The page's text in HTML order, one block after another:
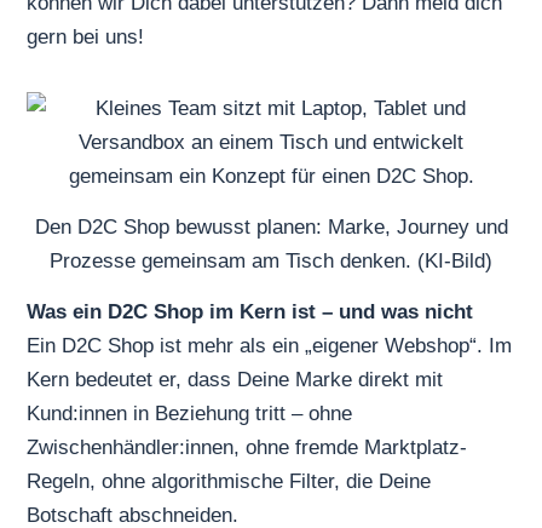
gern bei uns!
Den D2C Shop bewusst planen: Marke, Journey und
Prozesse gemeinsam am Tisch denken. (KI-Bild)
Was ein D2C Shop im Kern ist – und was nicht
Ein D2C Shop ist mehr als ein „eigener Webshop“. Im
Kern bedeutet er, dass Deine Marke direkt mit
Kund:innen in Beziehung tritt – ohne
Zwischenhändler:innen, ohne fremde Marktplatz-
Regeln, ohne algorithmische Filter, die Deine
Botschaft abschneiden.